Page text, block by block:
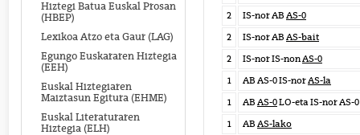
Hiztegi Batua Euskal Prosan
(HBEP)
Lexikoa Atzo eta Gaur (LAG)
Egungo Euskararen Hiztegia
(EEH)
Euskal Hiztegiaren
Maiztasun Egitura (EHME)
Euskal Literaturaren
Hiztegia (ELH)
2
IS-nor AB AS-0
2
IS-nor AB AS-bait
2
IS-nor IS-nonAS-0
1
AB AS-0 IS-norAS-la
1
AB AS-0LO-eta IS-nor AS-0
1
AB AS-lako